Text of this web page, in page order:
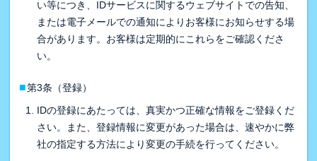
い等につき、IDサービスに関するウェブサイトでの告知、
または電子メールでの通知によりお客様にお知らせする場
合があります。お客様は定期的にこれらをご確認くださ
い。
■第3条（登録）
IDの登録にあたっては、真実かつ正確な情報をご登録くだ
さい。また、登録情報に変更があった場合は、速やかに弊
社の指定する方法により変更の手続を行ってください。